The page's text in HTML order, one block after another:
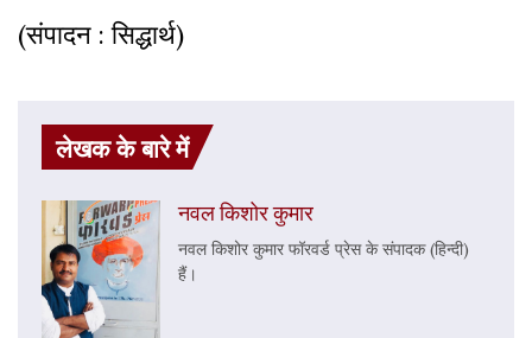
(संपादन : सिद्धार्थ)
लेखक के बारे में
नवल किशोर कुमार
नवल किशोर कुमार फॉरवर्ड प्रेस के संपादक (हिन्दी)
हैं।